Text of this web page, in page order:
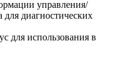
управления/
диагностических
для использования в